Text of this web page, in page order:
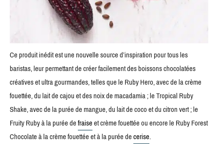
Ce produit inédit est une nouvelle source d’inspiration pour tous les
baristas, leur permettant de créer facilement des boissons chocolatées
créatives et ultra gourmandes, telles que le Ruby Hero, avec de la crème
fouettée, du lait de cajou et des noix de macadamia ; le Tropical Ruby
Shake, avec de la purée de mangue, du lait de coco et du citron vert ; le
Fruity Ruby à la purée defraiseet crème fouettée ou encore le Ruby Forest
Chocolate à la crème fouettée et à la purée decerise.